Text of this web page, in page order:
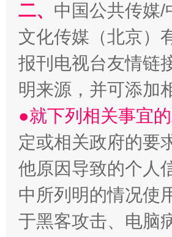
“刷贴”乱象丛生
揭批美国五大"原罪"
二、 中国公共传媒/
文化传媒（北京）
报刊电视台友情链
明来源，并可添加
●就下列相关事宜
定或相关政府的要
他原因导致的个人
中所列明的情况使
于黑客攻击、电脑